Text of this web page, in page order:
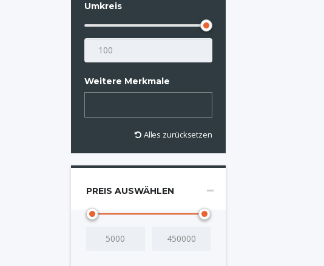
Umkreis
Weitere Merkmale
Alles zurücksetzen
PREIS AUSWÄHLEN